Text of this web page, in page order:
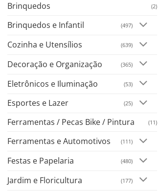
Brinquedos (2)
Brinquedos e Infantil (497)
Cozinha e Utensílios (639)
Decoração e Organização (365)
Eletrônicos e Iluminação (53)
Esportes e Lazer (25)
Ferramentas / Pecas Bike / Pintura (11)
Ferramentas e Automotivos (111)
Festas e Papelaria (480)
Jardim e Floricultura (177)